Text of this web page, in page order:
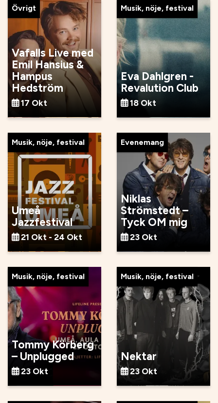
Övrigt
Vafalls Live med
Emil Hansius &
Hampus
Hedström
17 Okt
Musik, nöje, festival
Eva Dahlgren -
Revalution Club
18 Okt
Musik, nöje, festival
Umeå
Jazzfestival
21 Okt - 24 Okt
Evenemang
Niklas
Strömstedt –
Tyck OM mig
23 Okt
Musik, nöje, festival
Tommy Körberg
– Unplugged
23 Okt
Musik, nöje, festival
Nektar
23 Okt